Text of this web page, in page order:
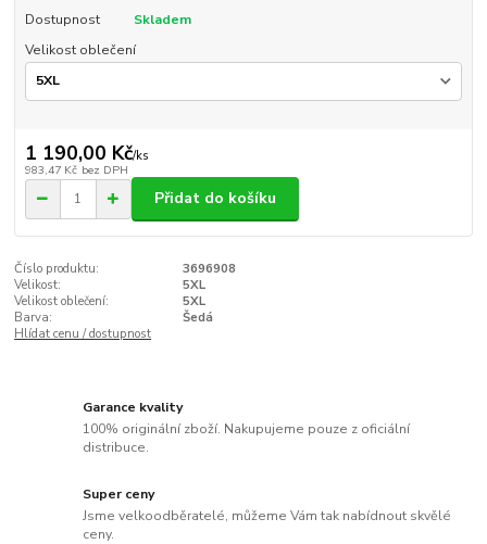
Dostupnost
Skladem
Velikost oblečení
1 190,00 Kč/ks
983,47 Kč bez DPH
Přidat do košíku
Číslo produktu:
3696908
Velikost:
5XL
Velikost oblečení:
5XL
Barva:
Šedá
Hlídat cenu / dostupnost
Garance kvality
100% originální zboží. Nakupujeme pouze z oficiální
distribuce.
Super ceny
Jsme velkoodběratelé, můžeme Vám tak nabídnout skvělé
ceny.